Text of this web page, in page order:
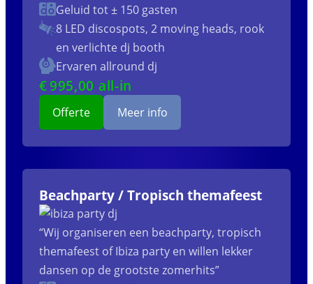
Geluid tot ± 150 gasten
8 LED discospots, 2 moving heads, rook
en verlichte dj booth
Ervaren allround dj
€995,00 all-in
Offerte Meer info
Beachparty / Tropisch themafeest
“Wij organiseren een beachparty, tropisch
themafeest of Ibiza party en willen lekker
dansen op de grootste zomerhits”